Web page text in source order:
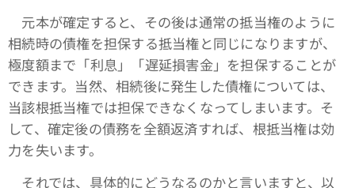
元本が確定すると、その後は通常の抵当権のように
相続時の債権を担保する抵当権と同じになりますが、
極度額まで「利息」「遅延損害金」を担保することが
できます。当然、相続後に発生した債権については、
当該根抵当権では担保できなくなってしまいます。そ
して、確定後の債務を全額返済すれば、根抵当権は効
力を失います。
それでは、具体的にどうなるのかと言いますと、以